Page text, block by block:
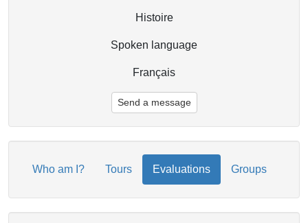
Histoire
Spoken language
Français
Send a message
Who am I? Tours Evaluations Groups